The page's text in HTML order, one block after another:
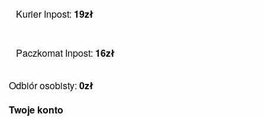
Kurier Inpost: 19zł
Paczkomat Inpost: 16zł
Odbiór osobisty: 0zł
Twoje konto